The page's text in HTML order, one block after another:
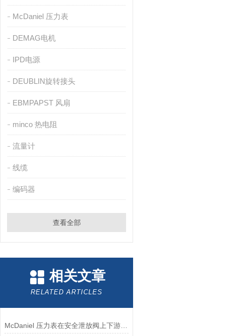
McDaniel 压力表
DEMAG电机
IPD电源
DEUBLIN旋转接头
EBMPAPST 风扇
minco 热电阻
流量计
线缆
编码器
查看全部
相关文章
RELATED ARTICLES
McDaniel 压力表在安全泄放阀上下游压力监测中的应用